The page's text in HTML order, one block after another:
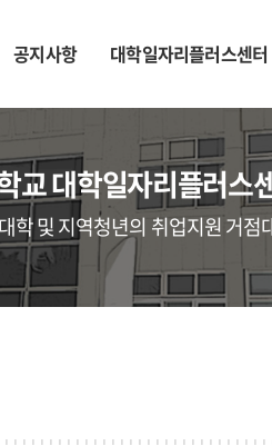
공지사항 대학일자리플러스센터
교 대학일자리플러스
학 및 지역청년의 취업지원 거점